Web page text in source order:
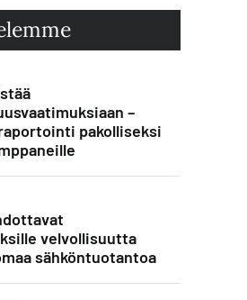
–
pakolliseksi
velvollisuutta
sähköntuotantoa